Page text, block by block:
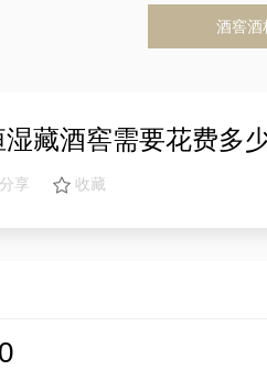
酒窖酒
湿藏酒窖需要花费多
分享 收藏